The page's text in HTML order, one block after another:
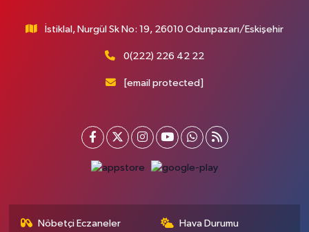
İstiklal, Nurgül Sk No: 19, 26010 Odunpazarı/Eskişehir
0(222) 226 42 22
[email protected]
Nöbetçi Eczaneler Hava Durumu